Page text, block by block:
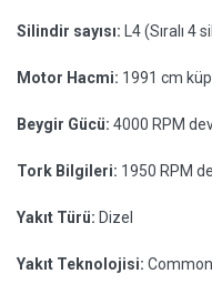
Silindir sayısı: L4 (Sıralı 4
Motor Hacmi: 1991 cm küp
Beygir Gücü: 4000 RPM
Tork Bilgileri: 1950 RPM
Yakıt Türü: Dizel
Yakıt Teknolojisi: Common